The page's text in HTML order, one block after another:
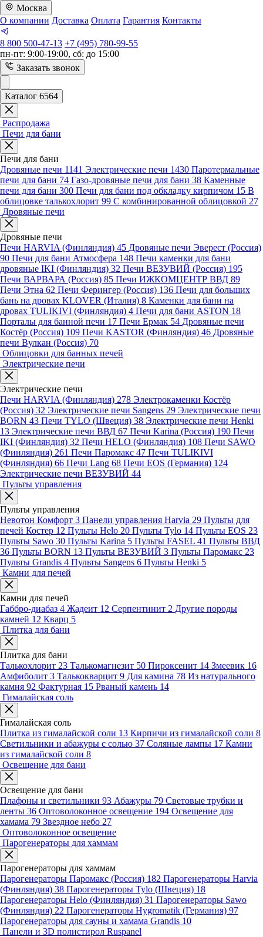
Москва
О компании Доставка Оплата Гарантия Контакты
8 800 500-47-13 +7 (495) 780-99-55
пн-пт: 9:00-19:00, сб: до 15:00
Заказать звонок
Каталог 6564
Распродажа
Печи для бани
Печи для бани
Дровяные печи 1141 Электрические печи 1430 Паротермальные
печи для бани 74 Газо-дровяные печи для бани 38 Каменные
печи для бани 300 Печи для бани под обкладку кирпичом 15 В
облицовке талькохлорит 99 С комбинированной облицовкой 27
Дровяные печи
Дровяные печи
Печи HARVIA (Финляндия) 45 Дровяные печи Эверест (Россия)
90 Печи для бани Атмосфера 148 Печи каменки для бани
дровяные IKI (Финляндия) 32 Печи ВЕЗУВИЙ (Россия) 195
Печи ВАРВАРА (Россия) 85 Печи ИЖКОМЦЕНТР ВВД 89
Печи Этна 62 Печи Ферингер (Россия) 136 Печи для больших
бань на дровах KLOVER (Италия) 8 Каменки для бани на
дровах TULIKIVI (Финляндия) 4 Печи для бани ASTON 18
Порталы для банной печи 17 Печи Ермак 54 Дровяные печи
Костёр (Россия) 109 Печи KASTOR (Финляндия) 46 Дровяные
печи Вулкан (Россия) 70
Облицовки для банных печей
Электрические печи
Электрические печи
Печи HARVIA (Финляндия) 278 Электрокаменки Костёр
(Россия) 32 Электрические печи Sangens 29 Электрические печи
BORN 43 Печи TYLO (Швеция) 38 Электрические печи Henki
13 Электрические печи ВВД 67 Печи Karina (Россия) 190 Печи
IKI (Финляндия) 32 Печи HELO (Финляндия) 108 Печи SAWO
(Финляндия) 261 Печи Паромакс 47 Печи TULIKIVI
(Финляндия) 66 Печи Lang 68 Печи EOS (Германия) 124
Электрические печи ВЕЗУВИЙ 44
Пульты управления
Пульты управления
Невотон Комфорт 3 Панели управления Harvia 29 Пульты для
печей Костер 12 Пульты Helo 20 Пульты Tylo 14 Пульты EOS 23
Пульты Sawo 30 Пульты Karina 5 Пульты FASEL 41 Пульты ВВД
36 Пульты BORN 13 Пульты ВЕЗУВИЙ 3 Пульты Паромакс 23
Пульты Grandis 4 Пульты Sangens 6 Пульты Henki 5
Камни для печей
Камни для печей
Габбро-диабаз 4 Жадеит 12 Серпентинит 2 Другие породы
камней 12 Кварц 5
Плитка для бани
Плитка для бани
Талькохлорит 23 Талькомагнезит 50 Пироксенит 14 Змеевик 16
Амфиболит 3 Талькокварцит 9 Для камина 78 Из натурального
камня 92 Фактурная 15 Рваный камень 14
Гималайская соль
Гималайская соль
Плитка из гималайской соли 13 Кирпичи из гималайской соли 8
Светильники и абажуры с солью 37 Соляные лампы 17 Камни
из гималайской соли 8
Освещение для бани
Освещение для бани
Плафоны и светильники 93 Абажуры 79 Световые трубки и
ленты 36 Оптоволоконное освещение 194 Освещение для
хамама 79 Звездное небо 27
Оптоволоконное освещение
Парогенераторы для хаммам
Парогенераторы для хаммам
Парогенераторы Паромакс (Россия) 182 Парогенераторы Harvia
(Финляндия) 38 Парогенераторы Tylo (Швеция) 18
Парогенераторы Helo (Финляндия) 31 Парогенераторы Sawo
(Финляндия) 22 Парогенераторы Hygromatik (Германия) 97
Парогенераторы для сауны и хамама Grandis 10
Панели и 3D полистирол Ruspanel